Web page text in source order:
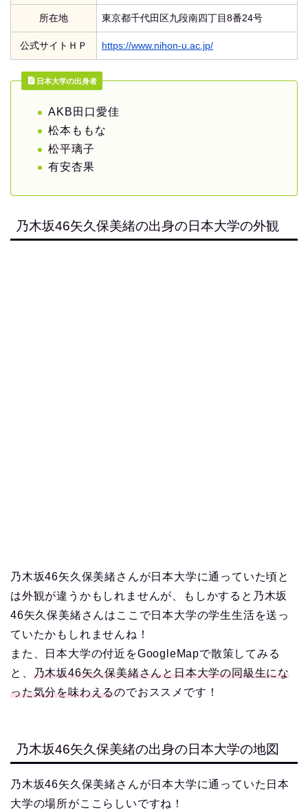
所在地 東京都千代田区九段南四丁目8番24号
公式サイトＨＰ https://www.nihon-u.ac.jp/
日本大学の出身者
AKB田口愛佳
松本ももな
松平璃子
有安杏果
乃木坂46矢久保美緒の出身の日本大学の外観
乃木坂46矢久保美緒さんが日本大学に通っていた頃と
は外観が違うかもしれませんが、もしかすると乃木坂
46矢久保美緒さんはここで日本大学の学生生活を送っ
ていたかもしれませんね！
また、日本大学の付近をGoogleMapで散策してみる
と、 乃木坂46矢久保美緒さんと日本大学の同級生にな
った気分を味わえるのでおススメです！
乃木坂46矢久保美緒の出身の日本大学の地図
乃木坂46矢久保美緒さんが日本大学に通っていた日本
大学の場所がここらしいですね！